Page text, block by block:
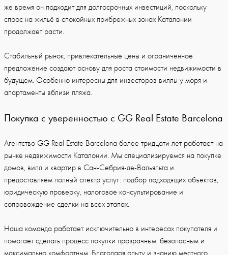
же время он подходит для долгосрочных инвестиций, поскольку
спрос на жильё в спокойных прибрежных зонах Каталонии
продолжает расти.
Стабильный рынок, привлекательные цены и ограниченное
предложение создают основу для роста стоимости недвижимости в
будущем. Особенно интересны для инвесторов виллы у моря и
апартаменты вблизи пляжа.
Покупка с уверенностью с GG Real Estate Barcelona
Агентство GG Real Estate Barcelona более тридцати лет работает на
рынке недвижимости Каталонии. Мы специализируемся на покупке
домов, вилл и квартир в Сан-Себрия-де-Вальяльта и
предоставляем полный спектр услуг: подбор подходящих объектов,
юридическую проверку, налоговое консультирование и
сопровождение сделки на всех этапах.
Наша команда работает исключительно в интересах покупателя и
помогает сделать процесс покупки прозрачным, безопасным и
максимально комфортным. Благодаря опыту и знанию местного